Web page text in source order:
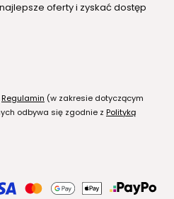
oferty i zyskać dostęp
Regulamin (w zakresie dotyczącym
odbywa się zgodnie z Polityką